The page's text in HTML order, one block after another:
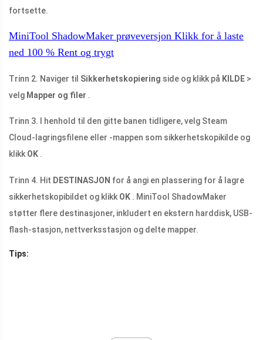
fortsette.
MiniTool ShadowMaker prøveversjon Klikk for å laste
ned 100 % Rent og trygt
Trinn 2. Naviger til Sikkerhetskopiering side og klikk på KILDE >
velg Mapper og filer .
Trinn 3. I henhold til den gitte banen tidligere, velg Steam
Cloud-lagringsfilene eller -mappen som sikkerhetskopikilde og
klikk OK .
Trinn 4. Hit DESTINASJON for å angi en plassering for å lagre
sikkerhetskopibildet og klikk OK . MiniTool ShadowMaker
støtter flere destinasjoner, inkludert en ekstern harddisk, USB-
flash-stasjon, nettverksstasjon og delte mapper.
Tips: